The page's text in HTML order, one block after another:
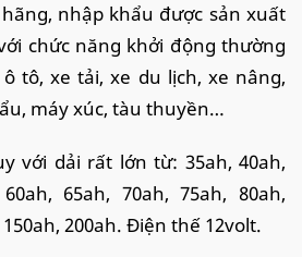
nhập khẩu được sản xuất
chức năng khởi động thường
tô, xe tải, xe du lịch, xe nâng,
máy xúc, tàu thuyền…
với dải rất lớn từ: 35ah, 40ah,
65ah, 70ah, 75ah, 80ah,
200ah. Điện thế 12volt.